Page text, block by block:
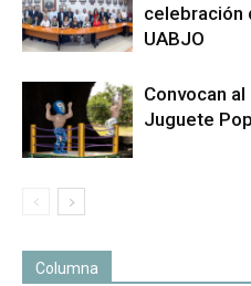
celebración
UABJO
Convocan
Juguete
Columna